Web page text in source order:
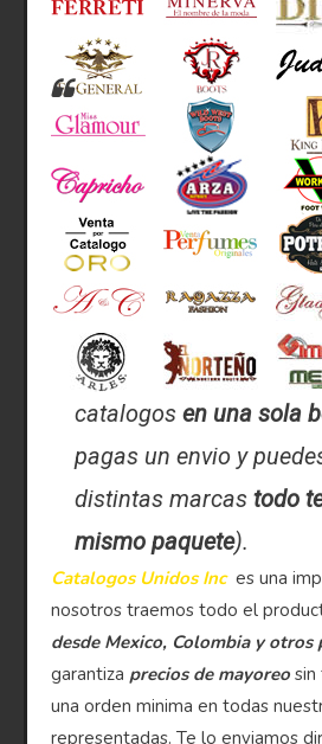
catalogosen una sola
pagas un envio y
distintas marcas todo
mismo paquete).
Catalogos Unidos Inc es una
nosotros traemos todo el
desde Mexico, Colombia y otros
garantizaprecios de mayoreo sin
una orden minima en todas
representadas. Te lo enviamos